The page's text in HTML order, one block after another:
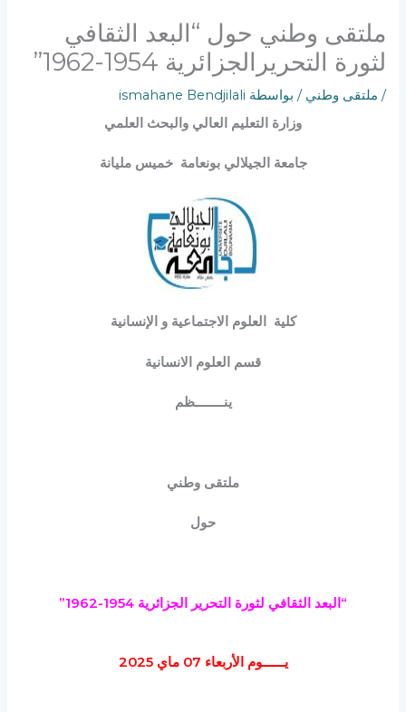
ملتقى وطني حول “البعد الثقافي
لثورة التحريرالجزائرية 1954-1962”
/ ملتقى وطني / بواسطة ismahane Bendjilali
وزارة التعليم العالي والبحث العلمي
جامعة الجيلالي بونعامة خميس مليانة
كلية العلوم الاجتماعية و الإنسانية
قسم العلوم الانسانية
ينــــــــظم
ملتقى وطني
حول
“ البعد الثقافي لثورة التحرير الجزائرية 1954-1962
”
يــــــوم الأربعاء 07 ماي 2025